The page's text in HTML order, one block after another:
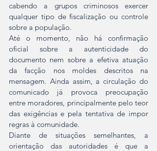
cabendo a grupos criminosos exercer
qualquer tipo de fiscalização ou controle
sobre a população.
Até o momento, não há confirmação
oficial sobre a autenticidade do
documento nem sobre a efetiva atuação
da facção nos moldes descritos na
mensagem. Ainda assim, a circulação do
comunicado já provoca preocupação
entre moradores, principalmente pelo teor
das exigências e pela tentativa de impor
regras à comunidade.
Diante de situações semelhantes, a
orientação das autoridades é que a